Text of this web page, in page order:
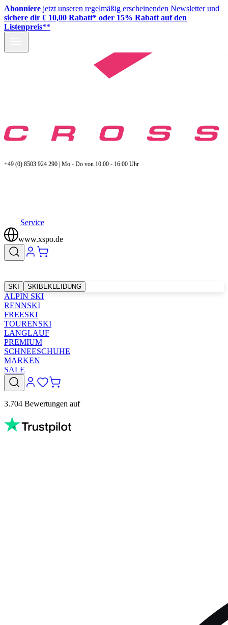
Abonniere jetzt unseren regelmäßig erscheinenden Newsletter und
sichere dir € 10,00 Rabatt* oder 15% Rabatt auf den
Listenpreis**
+49 (0) 8503 924 290 | Mo - Do von 10:00 - 16:00 Uhr
Service
www.xspo.de
SKI SKIBEKLEIDUNG
ALPIN SKI
RENNSKI
FREESKI
TOURENSKI
LANGLAUF
PREMIUM
SCHNEESCHUHE
MARKEN
SALE
3.704 Bewertungen auf